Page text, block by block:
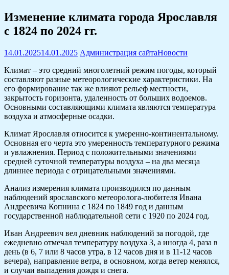
Изменение климата города Ярославля
с 1824 по 2024 гг.
14.01.202514.01.2025 Администрация сайтаНовости
Климат – это средний многолетний режим погоды, который
составляют разные метеорологические характеристики. На
его формирование так же влияют рельеф местности,
закрытость горизонта, удаленность от больших водоемов.
Основными составляющими климата являются температура
воздуха и атмосферные осадки.
Климат Ярославля относится к умеренно-континентальному.
Основная его черта это умеренность температурного режима
и увлажнения. Период с положительными значениями
средней суточной температуры воздуха – на два месяца
длиннее периода с отрицательными значениями.
Анализ измерения климата производился по данным
наблюдений ярославского метеоролога-любителя Ивана
Андреевича Копнина с 1824 по 1849 год и данным
государственной наблюдательной сети с 1920 по 2024 год.
Иван Андреевич вел дневник наблюдений за погодой, где
ежедневно отмечал температуру воздуха 3, а иногда 4, раза в
день (в 6, 7 или 8 часов утра, в 12 часов дня и в 11-12 часов
вечера), направление ветра, в основном, когда ветер менялся,
и случаи выпадения дождя и снега.